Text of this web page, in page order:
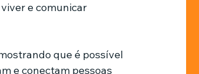
e comunicar
que é possível
e conectam pessoas